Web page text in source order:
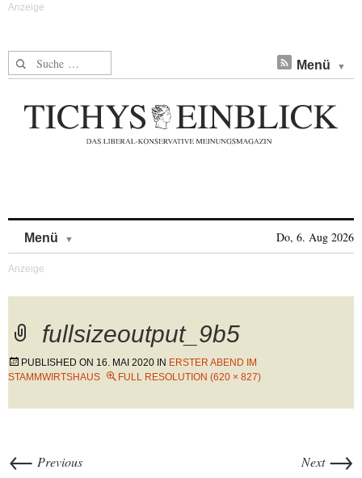
Suche nach: Menü
Menü Do, 6. Aug 2026
fullsizeoutput_9b5
PUBLISHED ON 16. MAI 2020 IN ERSTER ABEND IM
STAMMWIRTSHAUS
FULL RESOLUTION (620 × 827)
← Previous Next →